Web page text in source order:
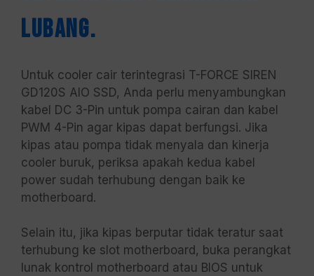
lubang.
Untuk cooler cair terintegrasi T-FORCE SIREN
GD120S AIO SSD, Anda perlu menyambungkan
kabel DC 3-Pin untuk pompa cairan dan kabel
PWM 4-Pin agar kipas dapat berfungsi. Jika
kipas atau pompa tidak menyala dan kinerja
cooler buruk, periksa apakah kedua kabel
power sudah terhubung dengan baik ke
motherboard.
Selain itu, jika kipas berputar tidak teratur saat
terhubung ke slot motherboard, buka perangkat
lunak kontrol motherboard atau BIOS untuk